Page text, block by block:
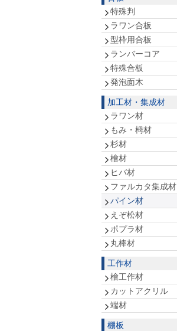
特殊判
ラワン合板
型枠用合板
ランバーコア
特殊合板
発泡面木
加工材・集成材
ラワン材
もみ・栂材
杉材
檜材
ヒバ材
ファルカタ集成材
パイン材
えぞ松材
ポプラ材
丸棒材
工作材
檜工作材
カットアクリル
端材
棚板